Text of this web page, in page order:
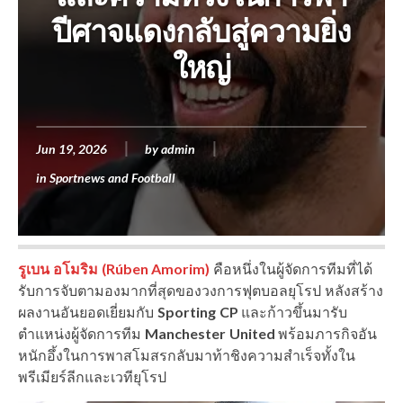
ปีศาจแดงกลับสู่ความยิ่ง
ใหญ่
Jun 19, 2026 byadmin
in Sportnews and Football
รูเบน อโมริม (Rúben Amorim) คือหนึ่งในผู้จัดการทีมที่ได้
รับการจับตามองมากที่สุดของวงการฟุตบอลยุโรป หลังสร้าง
ผลงานอันยอดเยี่ยมกับ Sporting CP และก้าวขึ้นมารับ
ตำแหน่งผู้จัดการทีม Manchester United พร้อมภารกิจอัน
หนักอึ้งในการพาสโมสรกลับมาท้าชิงความสำเร็จทั้งใน
พรีเมียร์ลีกและเวทียุโรป